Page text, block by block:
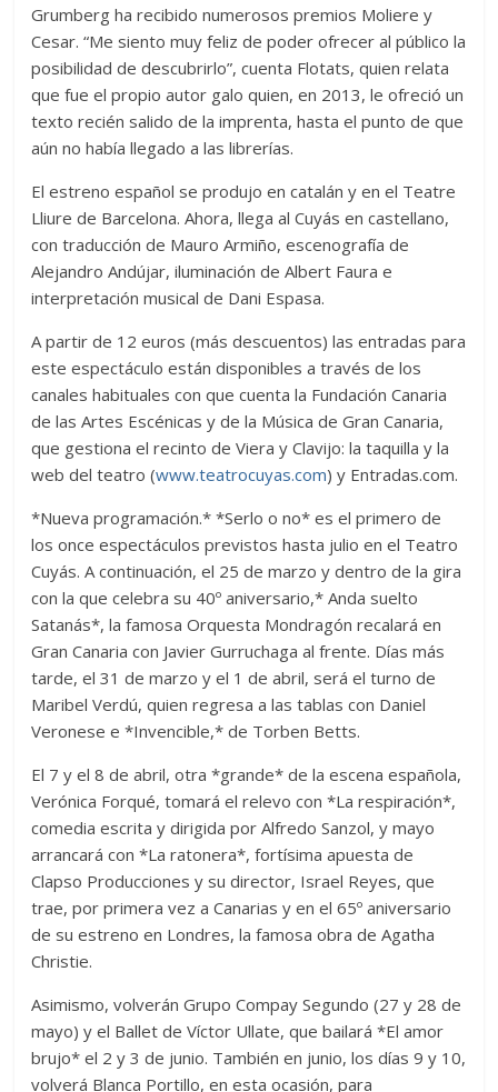
Grumberg ha recibido numerosos premios Moliere y
Cesar. “Me siento muy feliz de poder ofrecer al público la
posibilidad de descubrirlo”, cuenta Flotats, quien relata
que fue el propio autor galo quien, en 2013, le ofreció un
texto recién salido de la imprenta, hasta el punto de que
aún no había llegado a las librerías.
El estreno español se produjo en catalán y en el Teatre
Lliure de Barcelona. Ahora, llega al Cuyás en castellano,
con traducción de Mauro Armiño, escenografía de
Alejandro Andújar, iluminación de Albert Faura e
interpretación musical de Dani Espasa.
A partir de 12 euros (más descuentos) las entradas para
este espectáculo están disponibles a través de los
canales habituales con que cuenta la Fundación Canaria
de las Artes Escénicas y de la Música de Gran Canaria,
que gestiona el recinto de Viera y Clavijo: la taquilla y la
web del teatro (www.teatrocuyas.com) y Entradas.com.
*Nueva programación.* *Serlo o no* es el primero de
los once espectáculos previstos hasta julio en el Teatro
Cuyás. A continuación, el 25 de marzo y dentro de la gira
con la que celebra su 40º aniversario,* Anda suelto
Satanás*, la famosa Orquesta Mondragón recalará en
Gran Canaria con Javier Gurruchaga al frente. Días más
tarde, el 31 de marzo y el 1 de abril, será el turno de
Maribel Verdú, quien regresa a las tablas con Daniel
Veronese e *Invencible,* de Torben Betts.
El 7 y el 8 de abril, otra *grande* de la escena española,
Verónica Forqué, tomará el relevo con *La respiración*,
comedia escrita y dirigida por Alfredo Sanzol, y mayo
arrancará con *La ratonera*, fortísima apuesta de
Clapso Producciones y su director, Israel Reyes, que
trae, por primera vez a Canarias y en el 65º aniversario
de su estreno en Londres, la famosa obra de Agatha
Christie.
Asimismo, volverán Grupo Compay Segundo (27 y 28 de
mayo) y el Ballet de Víctor Ullate, que bailará *El amor
brujo* el 2 y 3 de junio. También en junio, los días 9 y 10,
volverá Blanca Portillo, en esta ocasión, para